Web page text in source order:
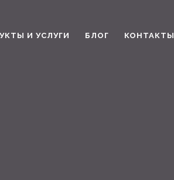
И УСЛУГИ БЛОГ КОНТАКТЫ